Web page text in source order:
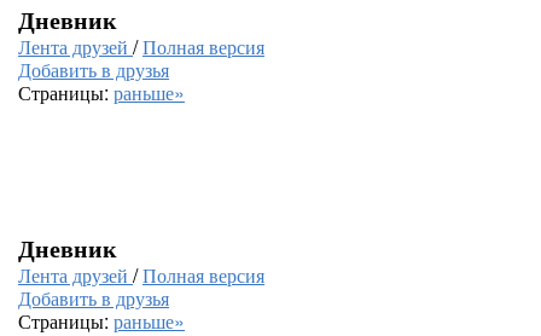
Дневник
Лента друзей /Полная версия
Добавить в друзья
Страницы: раньше»
Дневник
Лента друзей /Полная версия
Добавить в друзья
Страницы: раньше»